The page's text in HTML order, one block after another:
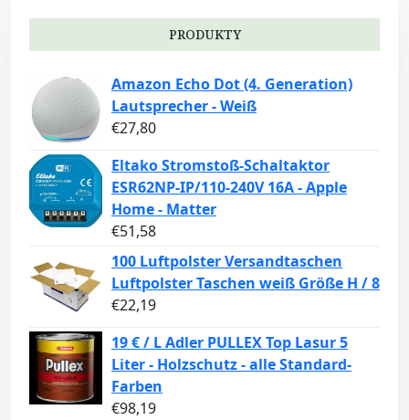
PRODUKTY
Amazon Echo Dot (4. Generation)
Lautsprecher - Weiß
€27,80
Eltako Stromstoß-Schaltaktor
ESR62NP-IP/110-240V 16A - Apple
Home - Matter
€51,58
100 Luftpolster Versandtaschen
Luftpolster Taschen weiß Größe H / 8
€22,19
19 € / L Adler PULLEX Top Lasur 5
Liter - Holzschutz - alle Standard-
Farben
€98,19